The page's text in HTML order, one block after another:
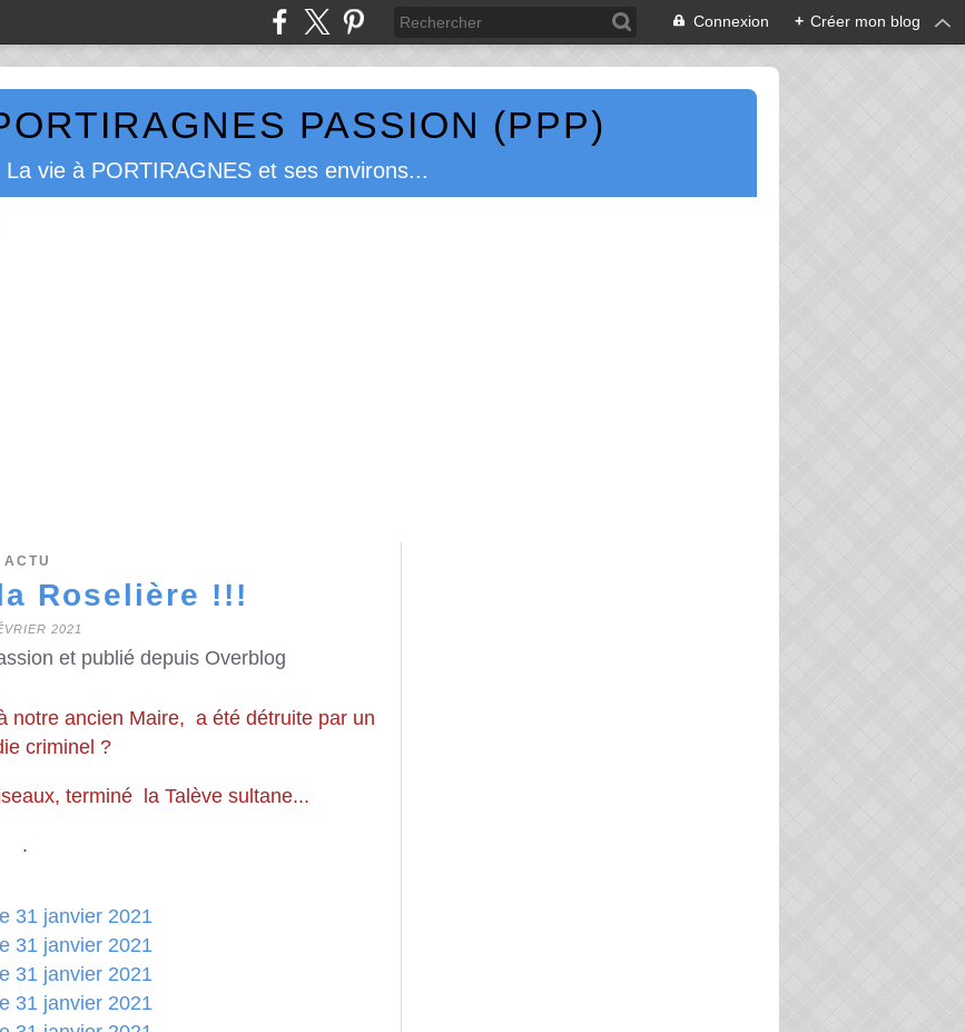
Connexion + Créer mon blog
PASSION (PPP)
La vie à PORTIRAGNES et ses environs...
ACTU
Roselière !!!
2021
et publié depuis Overblog
notre ancien Maire, a été détruite par un
criminel ?
terminé la Talève sultane...
.